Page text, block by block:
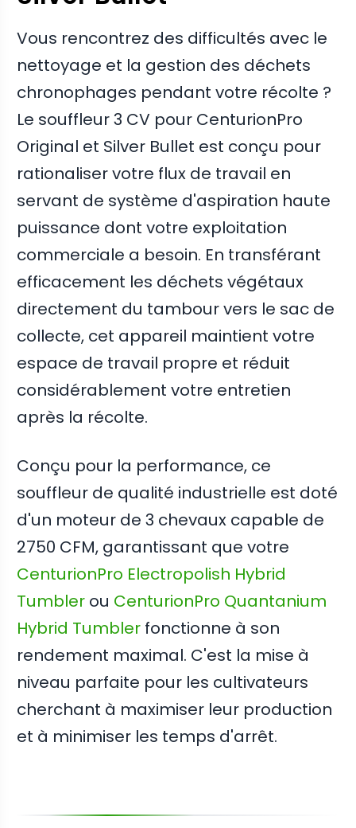
Vous rencontrez des difficultés avec le
nettoyage et la gestion des déchets
chronophages pendant votre récolte ?
Le souffleur 3 CV pour CenturionPro
Original et Silver Bullet est conçu pour
rationaliser votre flux de travail en
servant de système d'aspiration haute
puissance dont votre exploitation
commerciale a besoin. En transférant
efficacement les déchets végétaux
directement du tambour vers le sac de
collecte, cet appareil maintient votre
espace de travail propre et réduit
considérablement votre entretien
après la récolte.
Conçu pour la performance, ce
souffleur de qualité industrielle est doté
d'un moteur de 3 chevaux capable de
2750 CFM, garantissant que votre
CenturionPro Electropolish Hybrid
Tumbler ou CenturionPro Quantanium
Hybrid Tumbler fonctionne à son
rendement maximal. C'est la mise à
niveau parfaite pour les cultivateurs
cherchant à maximiser leur production
et à minimiser les temps d'arrêt.